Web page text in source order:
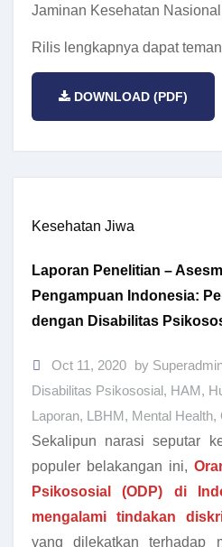
Jaminan Kesehatan
Rilis lengkapnya dapat
DOWNLOAD (PDF)
Kesehatan Jiwa
Laporan Penelitian –
Pengampuan Indonesia:
dengan Disabilitas
Oct 11, 2020 by
Disabilitas Psikososial, HAM,
Laporan, LBHM, Mental Health,
Sekalipun narasi seputar
populer belakangan ini,
Psikososial (ODP) di
mengalami tindakan
yang dilekatkan terhadap